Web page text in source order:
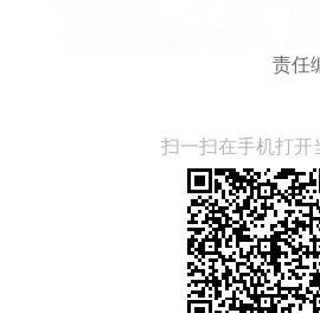
责任
扫一扫在手机打开